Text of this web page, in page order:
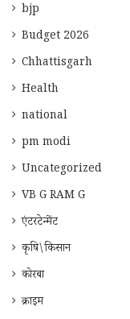
bjp
Budget 2026
Chhattisgarh
Health
national
pm modi
Uncategorized
VB G RAM G
एंटरटेन्मेंट
कृषि\किसान
कोरबा
क्राइम